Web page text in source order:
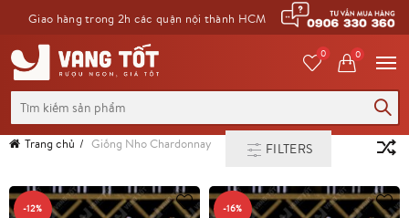
Giao hàng trong 2h các quận nội thành HCM
cho:
0 0
Trang chủ Giống NhoChardonnay FILTERS
-12% -16%